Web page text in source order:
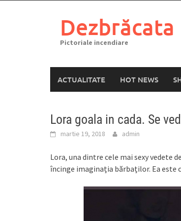
Dezbrăcata
Pictoriale incendiare
ACTUALITATE HOT NEWS
Lora goala in cada. Se
martie 19, 2018 admin
Lora, una dintre cele mai sexy vedete
încinge imaginația bărbaților. Ea este